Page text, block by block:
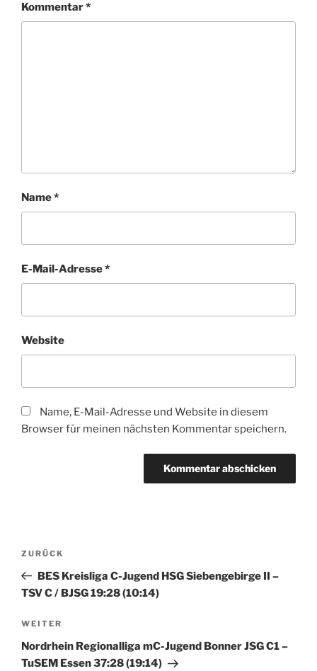
Kommentar*
Name*
E-Mail-Adresse*
Website
Name, E-Mail-Adresse und Website in diesem
Browser für meinen nächsten Kommentar speichern.
Beitragsnavigation
Vorheriger
Beitrag
ZURÜCK
BES Kreisliga C-Jugend HSG Siebengebirge II –
TSV C / BJSG 19:28 (10:14)
Nächster
Beitrag
WEITER
Nordrhein Regionalliga mC-Jugend Bonner JSG C1 –
TuSEM Essen 37:28 (19:14)